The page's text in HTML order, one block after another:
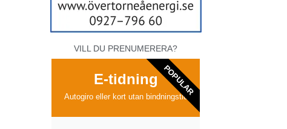
VILL DU PRENUMERERA?
E-tidning
Autogiro eller kort utan bindningstid
POPULAR